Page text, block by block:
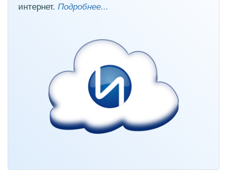
интернет. Подробнее...